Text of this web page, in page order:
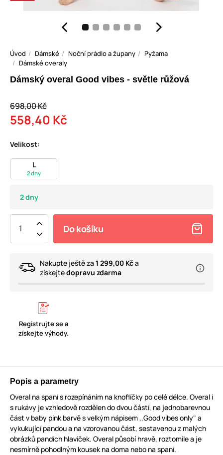
Úvod Dámské Noční prádlo a župany
Pyžama
Dámské overaly
Dámský overal Good vibes - světle růžová
698,00 Kč
558,40 Kč
Velikost:
L
2 dny
2 dny
Do košíku
Nakupte ještě za 1 299,00 Kča
získejtedopravu zdarma
Registrujte se a
získejte výhody.
Popis a parametry
Overal na spaní s rozepínáním na knoflíčky po celé délce. Overal i
s rukávy je vzhledově rozdělen do dvou částí, na jednobarevnou
část v baby pink barvě s velkým nápisem ,,Good vibes only" a
vykukující pandou a na vzorovanou část, sestavenou z malých
obrázků pandích hlaviček. Overal působí hravě, roztomile a je
nesmírně pohodlným kousek na doma nebo na spaní.